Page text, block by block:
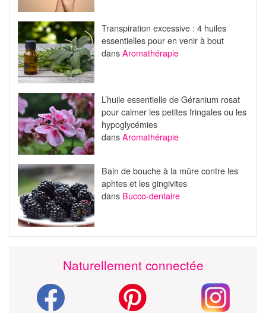
Transpiration excessive : 4 huiles
essentielles pour en venir à bout
dansAromathérapie
L’huile essentielle de Géranium rosat
pour calmer les petites fringales ou les
hypoglycémies
dansAromathérapie
Bain de bouche à la mûre contre les
aphtes et les gingivites
dans Bucco-dentaire
Naturellement connectée